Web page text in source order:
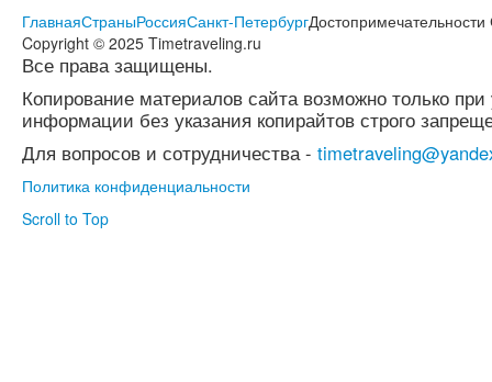
ГлавнаяСтраныРоссияСанкт-ПетербургДостопримечательности
Copyright © 2025 Timetraveling.ru
Все права защищены.
Копирование материалов сайта возможно только
информации без указания копирайтов строго
Для вопросов и сотрудничества -
Политика конфиденциальности
Scroll to Top